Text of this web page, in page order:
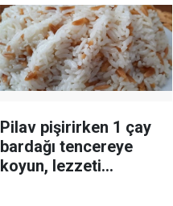
Pilav pişirirken 1 çay
bardağı tencereye
koyun, lezzeti